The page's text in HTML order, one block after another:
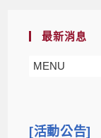
最新消息
MENU
[活動公告]